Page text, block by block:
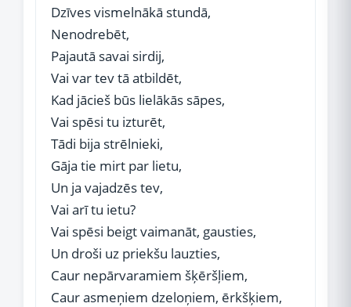
Dzīves vismelnākā stundā,
Nenodrebēt,
Pajautā savai sirdij,
Vai var tev tā atbildēt,
Kad jācieš būs lielākās sāpes,
Vai spēsi tu izturēt,
Tādi bija strēlnieki,
Gāja tie mirt par lietu,
Un ja vajadzēs tev,
Vai arī tu ietu?
Vai spēsi beigt vaimanāt, gausties,
Un droši uz priekšu lauzties,
Caur nepārvaramiem šķēršļiem,
Caur asmeņiem dzeloņiem, ērkšķiem,